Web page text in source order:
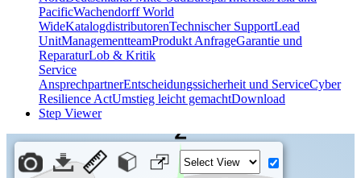
PacificWachendorff World
WideKatalogdistributorenTechnischer SupportLead
UnitManagementteamProdukt AnfrageGarantie und
ReparaturLob & Kritik
Service
AnsprechpartnerEntscheidungssicherheit und ServiceCyber
Resilience ActUmstieg leicht gemachtDownload
Step Viewer